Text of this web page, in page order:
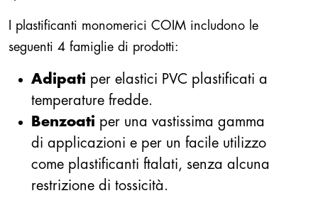
I plastificanti monomerici COIM includono le
seguenti 4 famiglie di prodotti:
Adipati per elastici PVC plastificati a
temperature fredde.
Benzoati per una vastissima gamma
di applicazioni e per un facile utilizzo
come plastificanti ftalati, senza alcuna
restrizione di tossicità.